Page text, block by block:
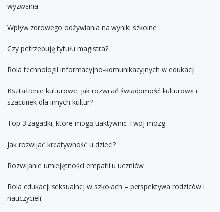
wyzwania
Wpływ zdrowego odżywiania na wyniki szkolne
Czy potrzebuję tytułu magistra?
Rola technologii informacyjno-komunikacyjnych w edukacji
Kształcenie kulturowe: jak rozwijać świadomość kulturową i
szacunek dla innych kultur?
Top 3 zagadki, które mogą uaktywnić Twój mózg
Jak rozwijać kreatywność u dzieci?
Rozwijanie umiejętności empatii u uczniów
Rola edukacji seksualnej w szkołach – perspektywa rodziców i
nauczycieli